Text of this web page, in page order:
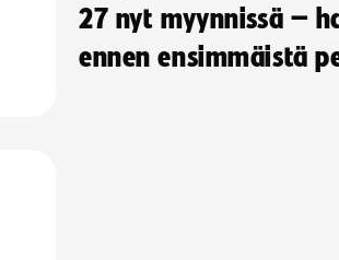
27 nyt myynnissä –
ennen ensimmäistä